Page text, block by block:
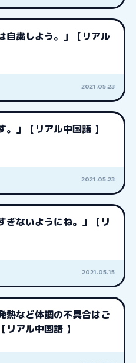
自粛しよう。」【リアル
2021.05.23
。」【リアル中国語 】
2021.05.23
ぎないようにね。」【リ
2021.05.15
熱など体調の不具合はご
リアル中国語 】